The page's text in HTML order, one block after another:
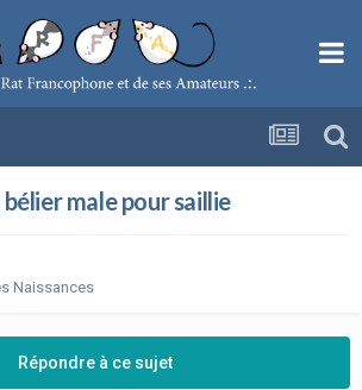
male pour saillie
Naissances
Répondre à ce sujet